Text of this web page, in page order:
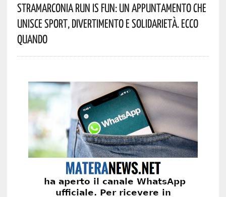
StraMarconia Run Is Fun: Un Appuntamento Che
Unisce Sport, Divertimento E Solidarietà. Ecco
Quando